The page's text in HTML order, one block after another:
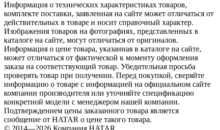
Информация о технических характеристиках товаров,
комплекте поставки, заявленная на сайте может отличаться от
действительных в товаре и носит справочный характер.
Изображения товаров на фотографиях, представленных в
каталоге на сайте, могут отличаться от оригиналов.
Информация о цене товара, указанная в каталоге на сайте,
может отличаться от фактической к моменту оформления
заказа на соответствующий товар. Убедительная просьба
проверять товар при получении. Перед покупкой, сверяйте
информацию о товаре с информацией на официальном сайте
компании производителя или уточняйте спецификацию
конкретной модели с менеджером нашей компании.
Подтверждением цены заказанного товара является
сообщение от HATAR о цене такого товара.
© 2014—2026 Компания HATAR